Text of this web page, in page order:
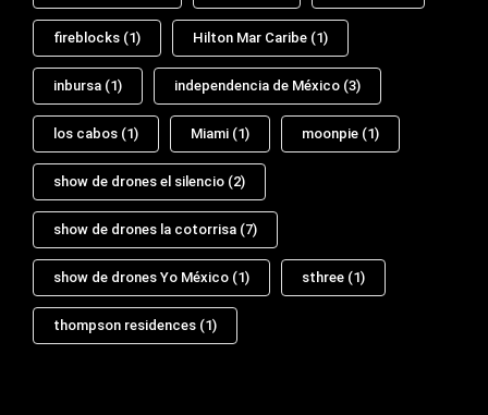
fireblocks (1) Hilton Mar Caribe (1)
inbursa (1) independencia de México (3)
los cabos (1) Miami (1) moonpie (1)
show de drones el silencio (2)
show de drones la cotorrisa (7)
show de drones Yo México (1) sthree (1)
thompson residences (1)